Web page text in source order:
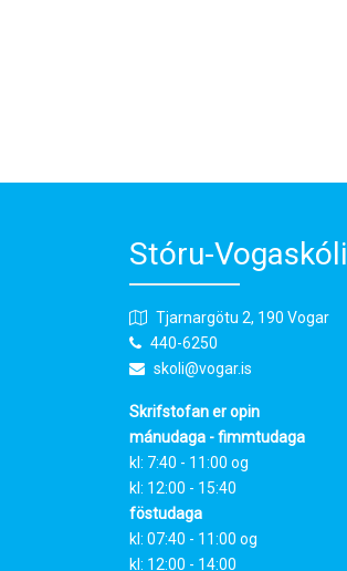
Stóru-Vogaskóli
Tjarnargötu 2, 190 Vogar
440-6250
skoli@vogar.is
Skrifstofan er opin
mánudaga - fimmtudaga
kl: 7:40 - 11:00 og
kl: 12:00 - 15:40
föstudaga
kl: 07:40 - 11:00 og
kl: 12:00 - 14:00